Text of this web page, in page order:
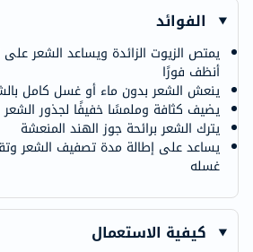
الفوائد
يمتص الزيوت الزائدة ويساعد الشعر
أنظف فورًا
ينعش الشعر بدون ماء أو غسل كامل
يضيف كثافة وملمسًا خفيفًا لجذور الشعر
يترك الشعر برائحة جوز الهند المنعشة
يساعد على إطالة مدة تصفيف الشعر
غسله
كيفية الاستعمال